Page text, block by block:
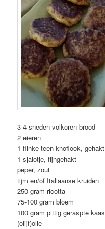
3-4 sneden volkoren brood
2 eieren
1 flinke teen knoflook, gehakt
1 sjalotje, fijngehakt
peper, zout
tijm en/of Italiaanse kruiden
250 gram ricotta
75-100 gram bloem
100 gram pittig geraspte kaas
(olijf)olie